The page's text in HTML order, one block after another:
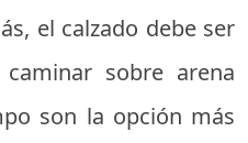
el calzado debe ser
sobre arena
son la opción más